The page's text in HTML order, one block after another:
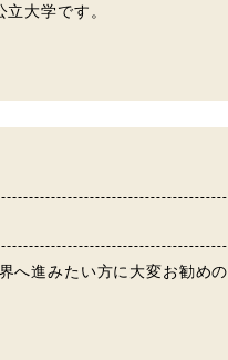
大学です。
へ進みたい方に大変お勧めの